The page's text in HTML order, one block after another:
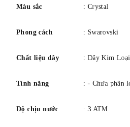
Màu sắc : Crystal
Phong cách : Swarovski
Chất liệu dây : Dây Kim Loại
Tính năng : - Chưa phân
Độ chịu nước : 3 ATM